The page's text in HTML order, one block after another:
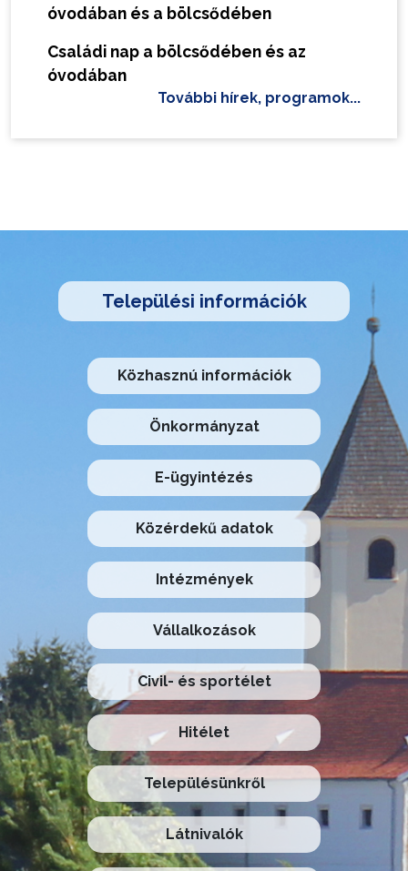
óvodában és a bölcsődében
Családi nap a bölcsődében és az
óvodában
További hírek, programok...
Települési információk
Közhasznú információk
Önkormányzat
E-ügyintézés
Közérdekű adatok
Intézmények
Vállalkozások
Civil- és sportélet
Hitélet
Településünkről
Látnivalók